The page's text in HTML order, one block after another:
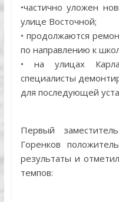
•частично уложен
улице Восточной;
• продолжаются
по направлению к
• на улицах
специалисты
для последующей
Первый
Горенков
результаты и
темпов: